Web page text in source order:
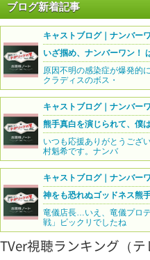
ブログ新着記事
キャストブログ｜ナンバー
いざ掴め、ナンバーワン！
原因不明の感染症が爆発的
クラディスのボス・
キャストブログ｜ナンバー
熊手真白を演じられて、僕
いつも応援ありがとうござ
村魁希です。ナンバ
キャストブログ｜ナンバー
神をも恐れぬゴッドネス熊
竜儀店長…いえ、竜儀プロ
戦」ビックリでしたね
TVer視聴ランキング（テ